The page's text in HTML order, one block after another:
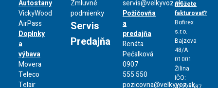
Autostany
VickyWood
AirPass
Doplnky
a
výbava
Movera
Teleco
Telair
Zmluvné
podmienky
Servis
Predajňa
servis@velkyvoz.sk
Požičovňa
a
predajňa
Renáta
Pečalková
0907
555 550
pozicovna@velkyvoz.sk
môžete
fakturovať?
Bofirex
s.r.o.
Bajzova
48/A
01001
Žilina
IČO: